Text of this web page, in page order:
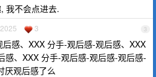
我不会点进去.
3
3
感、XXX 分手-观后感-观后感、XXX
感、XXX 分手-观后感-观后感-观后感-
厌观后感了么